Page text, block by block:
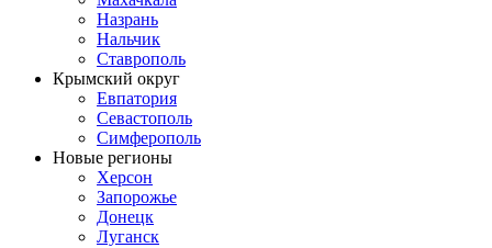
Назрань
Нальчик
Ставрополь
Крымский округ
Евпатория
Севастополь
Симферополь
Новые регионы
Херсон
Запорожье
Донецк
Луганск